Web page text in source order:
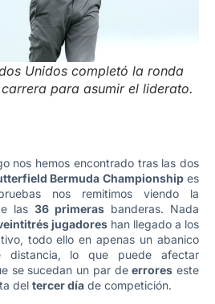
Unidos completó la ronda
para asumir el liderato.
nos hemos encontrado tras las dos
Bermuda Championshipes
nos remitimos viendo la
las 36 primeras banderas. Nada
jugadores han llegado a los
todo ello en apenas un abanico
lo que puede afectar
se sucedan un par deerrores este
del tercer día de competición.